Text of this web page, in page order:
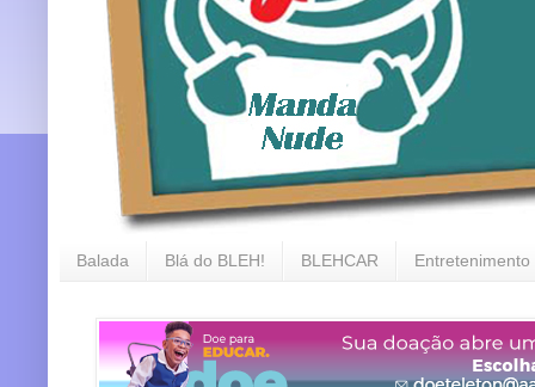
Balada Blá do BLEH! BLEHCAR Entretenimento